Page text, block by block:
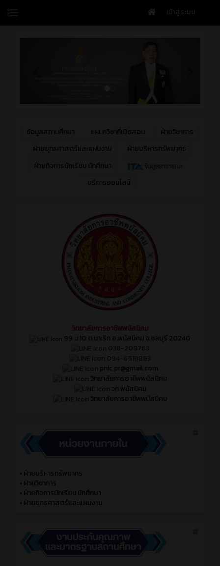
เข้าสู่ระบบ
ข้อมูลสถานศึกษา แผนกวิชาที่เปิดสอน
ฝ่ายวิชาการ
ฝ่ายยุทธศาสตร์และแผนงาน
ฝ่ายบริหารทรัพยากร
ฝ่ายกิจการนักเรียน นักศึกษา
บริการออนไลน์
วิทยาลัยการอาชีพพนัสนิคม
99 ม.10 ต.นาเริก อ.พนัสนิคม จ.ชลบุรี 20240
pnic.pr@gmail.com
วิทยาลัยการอาชีพพนัสนิคม
วก.พนัสนิคม
วิทยาลัยการอาชีพพนัสนิคม
• ฝ่ายบริหารทรัพยากร
• ฝ่ายวิชาการ
• ฝ่ายกิจการนักเรียน นักศึกษา
• ฝ่ายยุทธศาสตร์และแผนงาน